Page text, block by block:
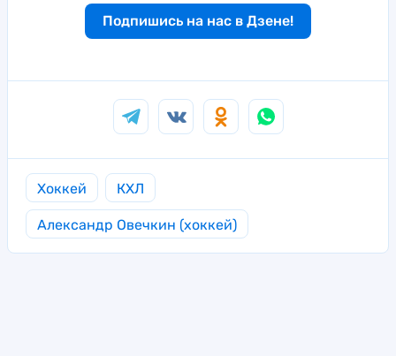
Подпишись на нас в Дзене!
Хоккей КХЛ
Александр Овечкин (хоккей)